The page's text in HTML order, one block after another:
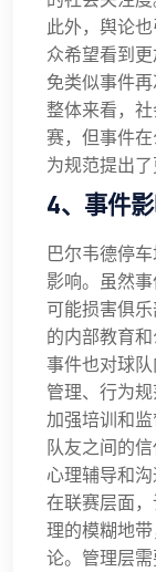
此外，舆论
众希望看到
免类似事件再
整体来看，
赛，但事件
为规范提出了
4、事件
巴尔韦德停
影响。虽然
可能损害俱
的内部教育
事件也对球
管理、行为
加强培训和监
队友之间的
心理辅导和沟
在联赛层面
理的模糊地
论。管理层